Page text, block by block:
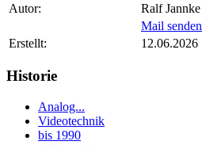
Autor:
Ralf Jannke
Mail senden
Erstellt:
12.06.2026
Historie
Analog...
Videotechnik
bis 1990